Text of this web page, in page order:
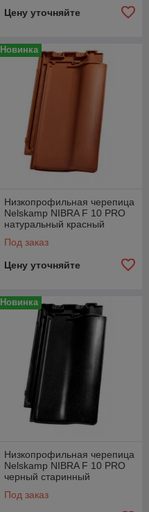
Цену уточняйте
Новинка
Низкопрофильная черепица
Nelskamp NIBRA F 10 PRO
натуральный красный
Под заказ
Цену уточняйте
Новинка
Низкопрофильная черепица
Nelskamp NIBRA F 10 PRO
черный старинный
Под заказ